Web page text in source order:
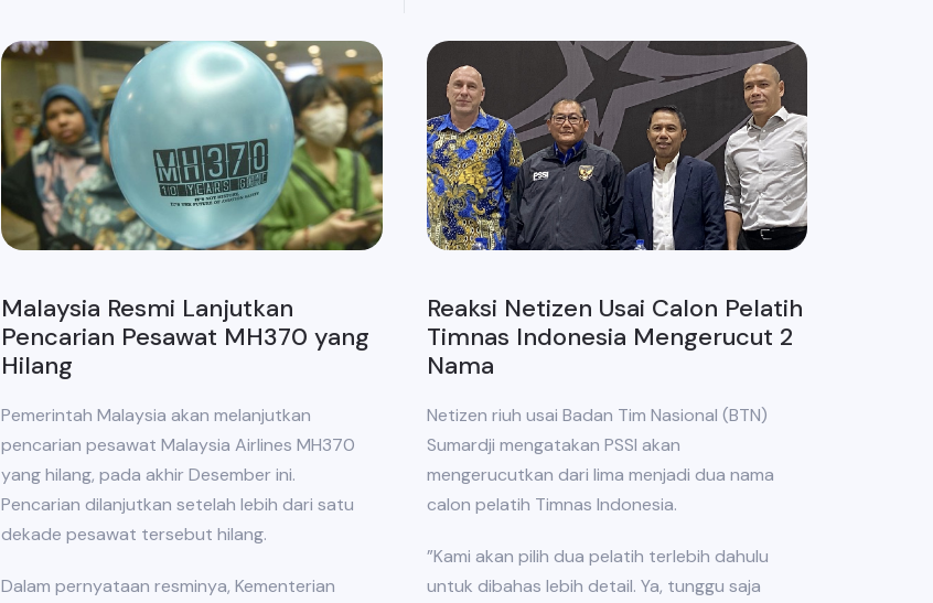
Malaysia Resmi Lanjutkan
Pencarian Pesawat MH370 yang
Hilang
Pemerintah Malaysia akan melanjutkan
pencarian pesawat Malaysia Airlines MH370
yang hilang, pada akhir Desember ini.
Pencarian dilanjutkan setelah lebih dari satu
dekade pesawat tersebut hilang.
Dalam pernyataan resminya, Kementerian
Reaksi Netizen Usai Calon Pelatih
Timnas Indonesia Mengerucut 2
Nama
Netizen riuh usai Badan Tim Nasional (BTN)
Sumardji mengatakan PSSI akan
mengerucutkan dari lima menjadi dua nama
calon pelatih Timnas Indonesia.
”Kami akan pilih dua pelatih terlebih dahulu
untuk dibahas lebih detail. Ya, tunggu saja